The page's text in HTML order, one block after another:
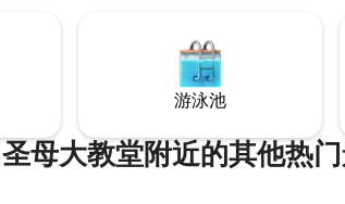
游泳池
圣母大教堂附近的其他热